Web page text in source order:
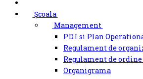
Școala
Management
P.D.I si Plan
Regulament de
Regulament de
Organigrama